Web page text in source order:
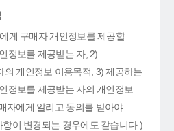
게 구매자 개인정보를 제공할
정보를 제공받는 자, 2)
의 개인정보 이용목적, 3) 제공하는
정보를 제공받는 자의 개인정보
자에게 알리고 동의를 받아야
이 변경되는 경우에도 같습니다.)